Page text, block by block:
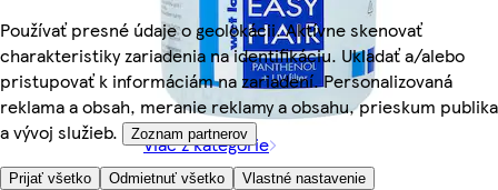
Používať presné údaje o geolokácii. Aktívne skenovať
charakteristiky zariadenia na identifikáciu. Ukladať a/alebo
pristupovať k informáciám na zariadení. Personalizovaná
reklama a obsah, meranie reklamy a obsahu, prieskum publika
a vývoj služieb.
Zoznam partnerov
Prijať všetko Odmietnuť všetko Vlastné nastavenie
Viac z kategórie